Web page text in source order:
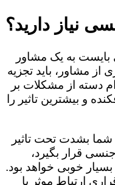
نیاز دارید؟
بایست به یک مشاور
از مشاور، باید تجزیه
دسته از مشکلات بر
و بیشترین تاثیر را
بشدت تحت تاثیر
قرار بگیرد،
خوبی خواهد بود.
ارتباط موثر با